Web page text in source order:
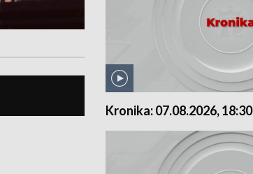
Kronika: 07.08.2026, 18:30